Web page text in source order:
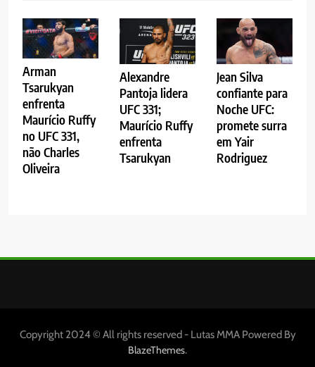
Arman
Tsarukyan
enfrenta
Maurício Ruffy
no UFC 331,
não Charles
Oliveira
Alexandre
Pantoja lidera
UFC 331;
Maurício Ruffy
enfrenta
Tsarukyan
Jean Silva
confiante para
Noche UFC:
promete surra
em Yair
Rodriguez
Copyright 2024 © All rights reserved - Lutas MMA Powered By
BlazeThemes.